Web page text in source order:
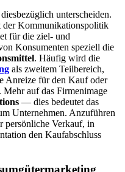
unterscheiden.
der Kommunikationspolitik
für die ziel- und
Konsumenten speziell die
. Häufig wird die
als zweitem Teilbereich,
Anreize für den Kauf oder
Mehr auf das Firmenimage
— dies bedeutet das
Unternehmen. Anzuführen
persönliche Verkauf, in
den Kaufabschluss